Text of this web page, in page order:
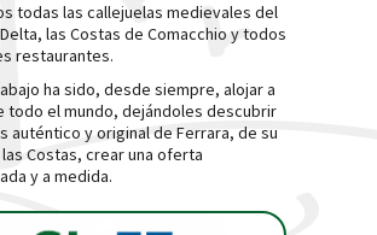
todas las callejuelas medievales del
las Costas de Comacchio y todos
restaurantes.
ha sido, desde siempre, alojar a
todo el mundo, dejándoles descubrir
auténtico y original de Ferrara, de su
Costas, crear una oferta
y a medida.